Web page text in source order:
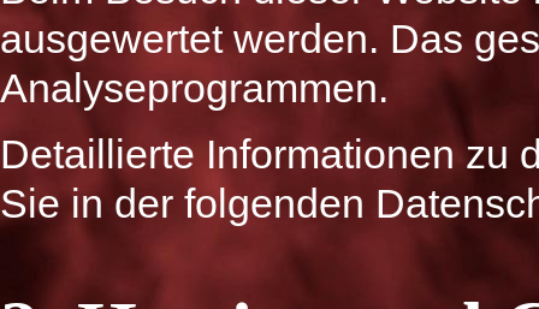
ausgewertet werden. Das
Analyseprogrammen.
Detaillierte Informationen zu
Sie in der folgenden